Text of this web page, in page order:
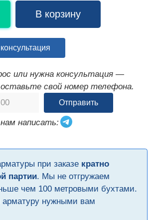
В корзину
или нужна консультация —
свой номер телефона.
Отправить
написать:
при заказе кратно
партии. Мы не отгружаем
чем 100 метровыми бухтами.
нужными вам